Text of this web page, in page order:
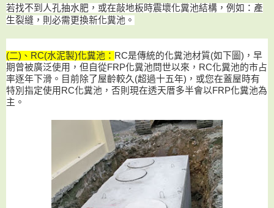
若找不到人孔抽水肥，或在敲地板時震壞化糞池結構，例如：產
生裂縫，則必需更換新化糞池。
(二)、RC(水泥製)化糞池： RC是傳統的化糞池材質(如下圖)，早
期曾被廣泛使用，但自從FRP化糞池問世以來，RC化糞池的市占
率逐年下滑。目前除了屋齡較久(超過十五年)，或您在蓋屋時有
特別指定使用RC化糞池，否則現在透天厝多半會以FRP化糞池為
主。